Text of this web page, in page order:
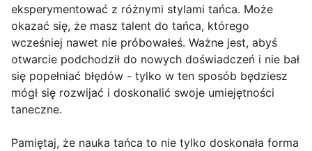
eksperymentować z różnymi stylami tańca. Może
okazać się, że masz talent do tańca, którego
wcześniej nawet nie próbowałeś. Ważne jest, abyś
otwarcie podchodził do nowych doświadczeń i nie bał
się popełniać błędów - tylko w ten sposób będziesz
mógł się rozwijać i doskonalić swoje umiejętności
taneczne.
Pamiętaj, że nauka tańca to nie tylko doskonała forma